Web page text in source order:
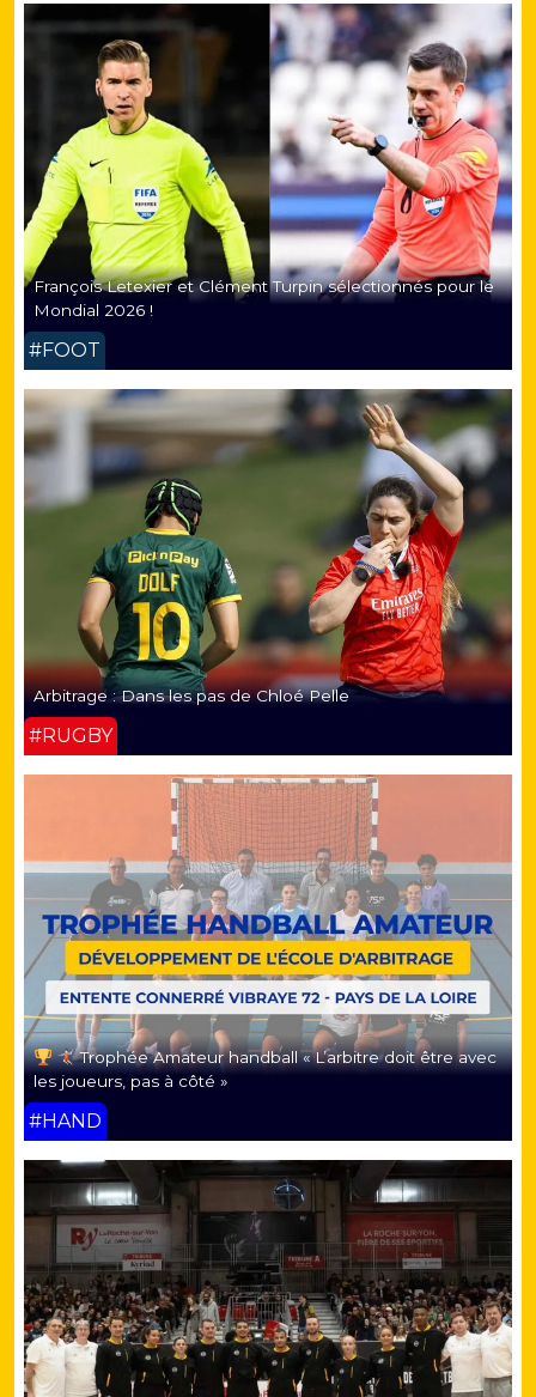
François Letexier et Clément Turpin sélectionnés pour le
Mondial 2026 !
#FOOT
Arbitrage : Dans les pas de Chloé Pelle
#RUGBY
Trophée Amateur handball « L’arbitre doit être avec
les joueurs, pas à côté »
#HAND